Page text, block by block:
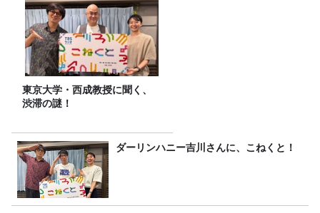
東京大学・西成教授に聞く、
渋滞の謎！
ダーリンハニー吉川さんに、こねくと！